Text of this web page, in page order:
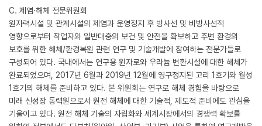
C. 제염·해체 전문위원회
원자력시설 및 관계시설의 제염과 운영정지 후 방사선 및 비방사선적
영향으로부터 작업자와 일반대중의 보건 및 안전을 확보하고 주변 환경의
보호를 위한 해체/환경복원 관련 연구 및 기술개발에 참여하는 전문가들로
구성되어 있다. 국내에서는 연구용 원자로와 우라늄 변환시설에 대한 해체가
완료되었으며, 2017년 6월과 2019년 12월에 영구정지된 고리 1호기와 월성
1호기의 해체를 준비하고 있다. 본 위원회는 연구로 해체 경험을 바탕으로
미래 신성장 동력원으로서 원전 해체에 대한 기술적, 제도적 준비에도 관심을
기울이고 있다. 원전 해체 기술의 자립화와 세계시장에서의 경쟁력 확보를